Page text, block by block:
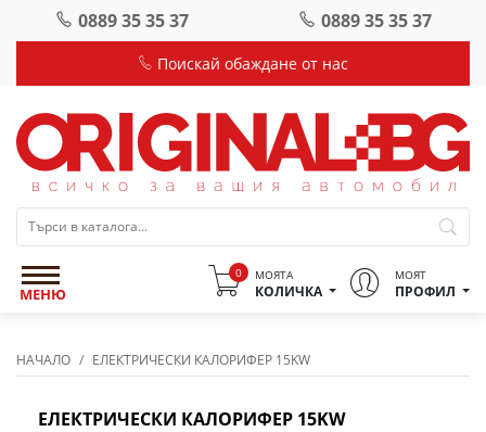
0889 35 35 37 0889 35 35 37
Поискай обаждане от нас
МЕНЮ
0 МОЯТА
КОЛИЧКА
МОЯТ
ПРОФИЛ
НАЧАЛО ЕЛЕКТРИЧЕСКИ КАЛОРИФЕР 15KW
ЕЛЕКТРИЧЕСКИ КАЛОРИФЕР 15KW